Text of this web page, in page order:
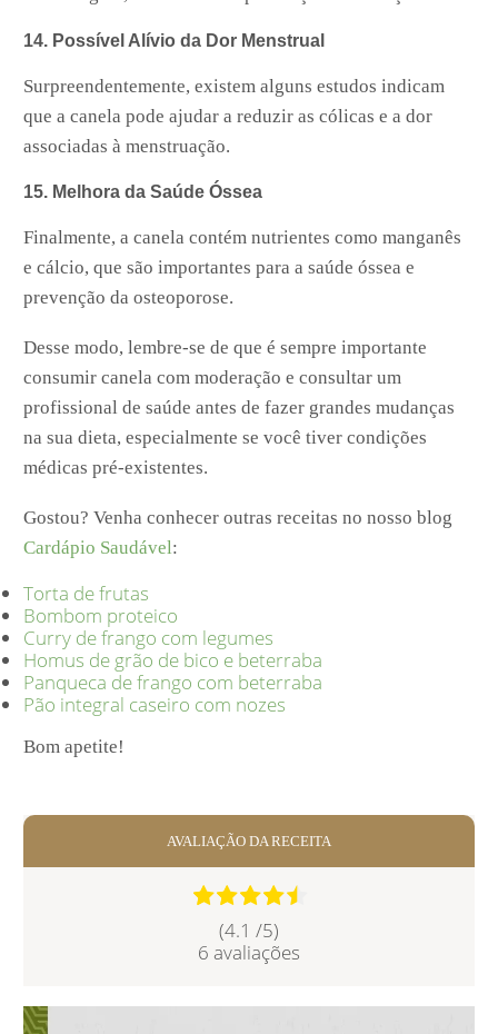
14. Possível Alívio da Dor Menstrual
Surpreendentemente, existem alguns estudos indicam
que a canela pode ajudar a reduzir as cólicas e a dor
associadas à menstruação.
15. Melhora da Saúde Óssea
Finalmente, a canela contém nutrientes como manganês
e cálcio, que são importantes para a saúde óssea e
prevenção da osteoporose.
Desse modo, lembre-se de que é sempre importante
consumir canela com moderação e consultar um
profissional de saúde antes de fazer grandes mudanças
na sua dieta, especialmente se você tiver condições
médicas pré-existentes.
Gostou? Venha conhecer outras receitas no nosso blog
Cardápio Saudável:
Torta de frutas
Bombom proteico
Curry de frango com legumes
Homus de grão de bico e beterraba
Panqueca de frango com beterraba
Pão integral caseiro com nozes
Bom apetite!
AVALIAÇÃO DA RECEITA
(4.1 /5)
6 avaliações